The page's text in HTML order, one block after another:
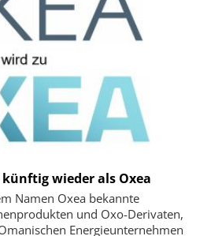
wieder als Oxea
Namen Oxea bekannte
und Oxo-Derivaten,
Energieunternehmen